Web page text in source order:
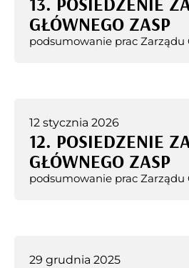
GŁÓWNEGO ZASP
podsumowanie prac Zarządu
12 stycznia 2026
12. POSIEDZENIE
GŁÓWNEGO ZASP
podsumowanie prac Zarządu
29 grudnia 2025